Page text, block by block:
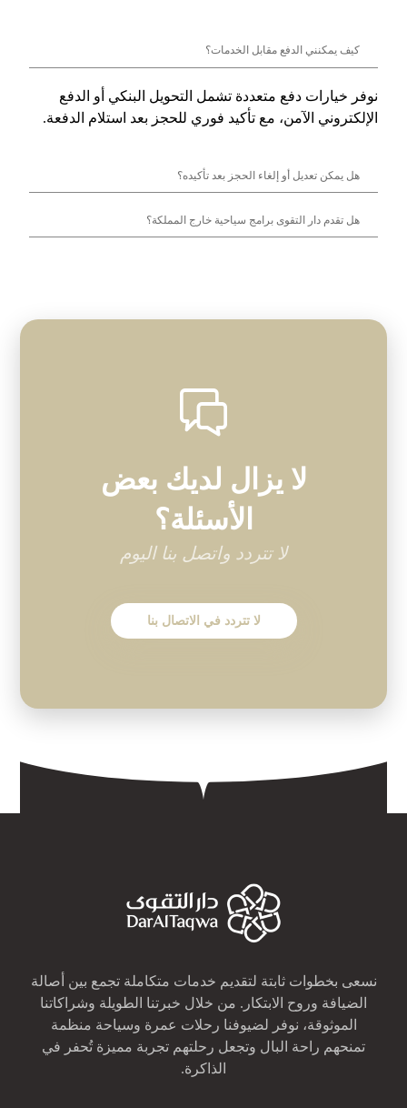
كيف يمكنني الدفع مقابل الخدمات؟
نوفر خيارات دفع متعددة تشمل التحويل البنكي أو الدفع
الإلكتروني الآمن، مع تأكيد فوري للحجز بعد استلام الدفعة.
هل يمكن تعديل أو إلغاء الحجز بعد تأكيده؟
هل تقدم دار التقوى برامج سياحية خارج المملكة؟
لا يزال لديك بعض
الأسئلة؟
لا تتردد واتصل بنا اليوم
لا تتردد في الاتصال بنا
نسعى بخطوات ثابتة لتقديم خدمات متكاملة تجمع بين أصالة
الضيافة وروح الابتكار. من خلال خبرتنا الطويلة وشراكاتنا
الموثوقة، نوفر لضيوفنا رحلات عمرة وسياحة منظمة
تمنحهم راحة البال وتجعل رحلتهم تجربة مميزة تُحفر في
الذاكرة.